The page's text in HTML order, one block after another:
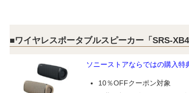
■ワイヤレスポータブルスピーカー「SRS-
ソニーストアならではの購入特
10％OFFクーポン対象